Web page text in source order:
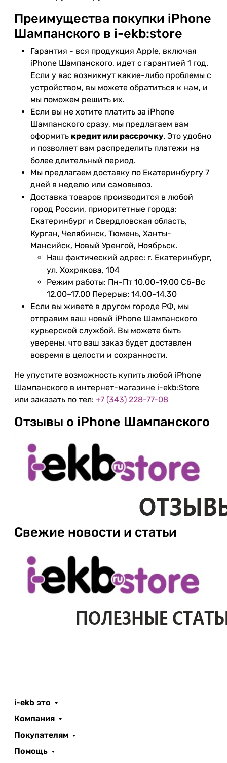
Преимущества покупки iPhone
Шампанского в i-ekb:store
Гарантия - вся продукция Apple, включая
iPhone Шампанского, идет с гарантией 1 год.
Если у вас возникнут какие-либо проблемы с
устройством, вы можете обратиться к нам, и
мы поможем решить их.
Если вы не хотите платить за iPhone
Шампанского сразу, мы предлагаем вам
оформить кредит или рассрочку. Это удобно
и позволяет вам распределить платежи на
более длительный период.
Мы предлагаем доставку по Екатеринбургу 7
дней в неделю или самовывоз.
Доставка товаров производится в любой
город России, приоритетные города:
Екатеринбург и Свердловская область,
Курган, Челябинск, Тюмень, Ханты-
Мансийск, Новый Уренгой, Ноябрьск.
Наш фактический адрес: г. Екатеринбург,
ул. Хохрякова, 104
Режим работы: Пн-Пт 10.00–19.00 Сб-Вс
12.00–17.00 Перерыв: 14.00–14.30
Если вы живете в другом городе РФ, мы
отправим ваш новый iPhone Шампанского
курьерской службой. Вы можете быть
уверены, что ваш заказ будет доставлен
вовремя в целости и сохранности.
Не упустите возможность купить любой iPhone
Шампанского в интернет-магазине i-ekb:Store
или заказать по тел: +7 (343) 228-77-08
Отзывы о iPhone Шампанского
Свежие новости и статьи
i-ekb это
Компания
Покупателям
Помощь